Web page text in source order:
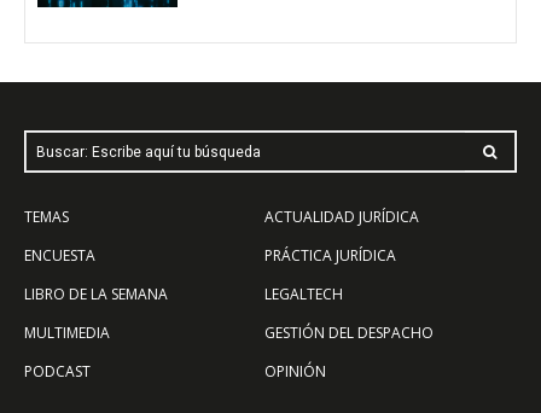
Buscar: Escribe aquí tu búsqueda
TEMAS
ENCUESTA
LIBRO DE LA SEMANA
MULTIMEDIA
PODCAST
ACTUALIDAD JURÍDICA
PRÁCTICA JURÍDICA
LEGALTECH
GESTIÓN DEL DESPACHO
OPINIÓN